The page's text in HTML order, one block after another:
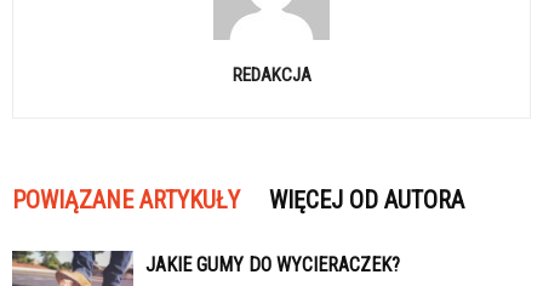
REDAKCJA
POWIĄZANE ARTYKUŁY WIĘCEJ OD AUTORA
JAKIE GUMY DO WYCIERACZEK?